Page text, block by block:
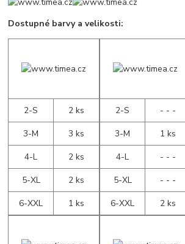
Dostupné barvy a velikosti:
2-S
2 ks
3-M
3 ks
4-L
2 ks
5-XL
2 ks
6-XXL
1 ks
2-S
- - -
3-M
1 ks
4-L
- - -
5-XL
- - -
6-XXL
2 ks